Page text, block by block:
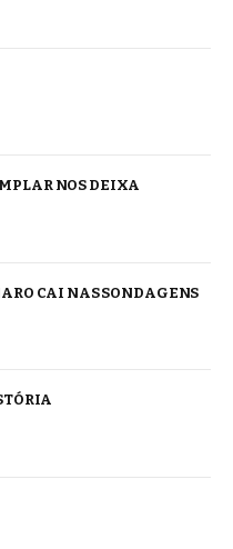
NOS DEIXA
CAI NAS SONDAGENS